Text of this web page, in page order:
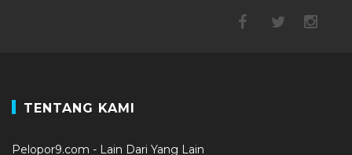
TENTANG KAMI
Pelopor9.com - Lain Dari Yang Lain